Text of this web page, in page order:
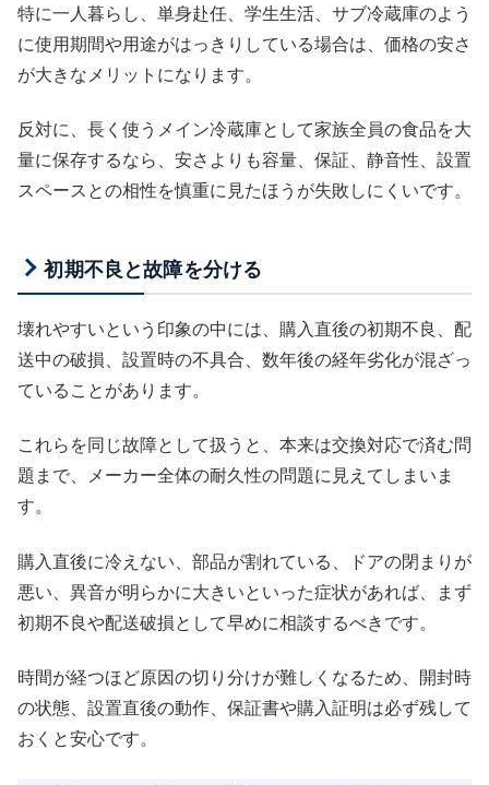
特に一人暮らし、単身赴任、学生生活、サブ冷蔵庫のよう
に使用期間や用途がはっきりしている場合は、価格の安さ
が大きなメリットになります。
反対に、長く使うメイン冷蔵庫として家族全員の食品を大
量に保存するなら、安さよりも容量、保証、静音性、設置
スペースとの相性を慎重に見たほうが失敗しにくいです。
初期不良と故障を分ける
壊れやすいという印象の中には、購入直後の初期不良、配
送中の破損、設置時の不具合、数年後の経年劣化が混ざっ
ていることがあります。
これらを同じ故障として扱うと、本来は交換対応で済む問
題まで、メーカー全体の耐久性の問題に見えてしまいま
す。
購入直後に冷えない、部品が割れている、ドアの閉まりが
悪い、異音が明らかに大きいといった症状があれば、まず
初期不良や配送破損として早めに相談するべきです。
時間が経つほど原因の切り分けが難しくなるため、開封時
の状態、設置直後の動作、保証書や購入証明は必ず残して
おくと安心です。